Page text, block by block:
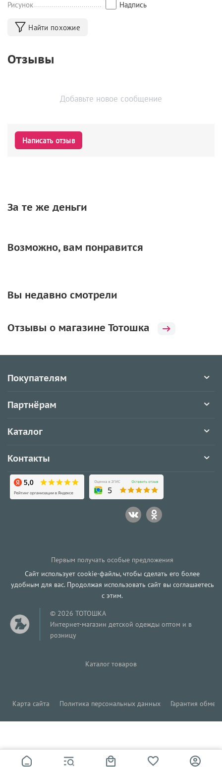
Рисунок Надпись
Найти похожие
Отзывы
Добавьте новое сообщение
Написать отзыв
За те же деньги
Возможно, вам понравится
Вы недавно смотрели
Отзывы о магазине Тотошка
Покупателям
Партнёрам
Каталог
Контакты
Первым получать особые предложения
Сайт использует cookie-файлы, чтобы сделать его более
удобным для вас. Продолжая использовать сайт вы соглашаетесь
с этим.
© 2026 ТОТОШКА
Интернет-магазин детской одежды оптом и в
розницу
Каталог товаров
Карта сайта Политика персональных данных Гарантия
Р